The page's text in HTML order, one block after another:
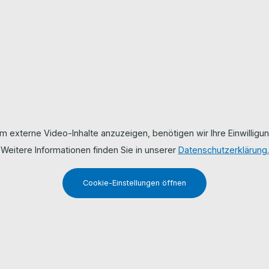
externe Video-Inhalte anzuzeigen, benötigen wir Ihre
Weitere Informationen finden Sie in unserer Datenschutzerklärung.
Cookie-Einstellungen öffnen